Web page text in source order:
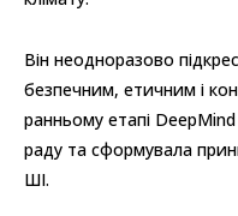
Він неодноразово
безпечним, етичним і
ранньому етапі
раду та сформувала
ШІ.